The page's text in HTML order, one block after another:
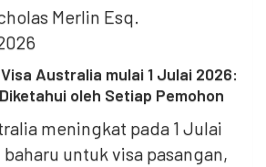
Merlin Esq.
Australia mulai 1 Julai 2026:
oleh Setiap Pemohon
meningkat pada 1 Julai
untuk visa pasangan,